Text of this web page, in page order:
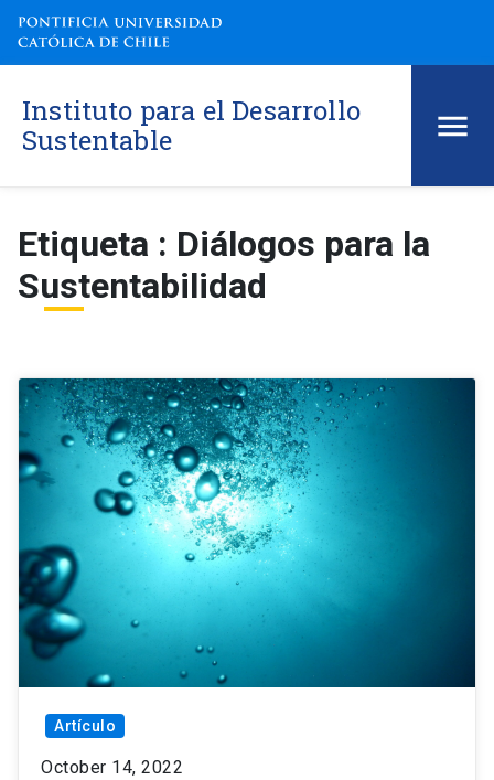
Instituto para el Desarrollo
Sustentable
Etiqueta : Diálogos para la
Sustentabilidad
Artículo
October 14, 2022